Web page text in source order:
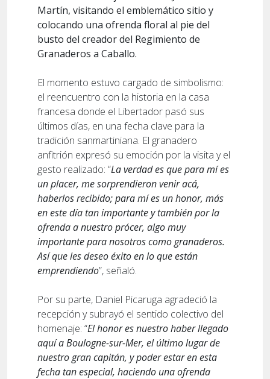
Martín, visitando el emblemático sitio y
colocando una ofrenda floral al pie del
busto del creador del Regimiento de
Granaderos a Caballo.
El momento estuvo cargado de simbolismo:
el reencuentro con la historia en la casa
francesa donde el Libertador pasó sus
últimos días, en una fecha clave para la
tradición sanmartiniana. El granadero
anfitrión expresó su emoción por la visita y el
gesto realizado: “La verdad es que para mí es
un placer, me sorprendieron venir acá,
haberlos recibido; para mí es un honor, más
en este día tan importante y también por la
ofrenda a nuestro prócer, algo muy
importante para nosotros como granaderos.
Así que les deseo éxito en lo que están
emprendiendo”, señaló.
Por su parte, Daniel Picaruga agradeció la
recepción y subrayó el sentido colectivo del
homenaje: “El honor es nuestro haber llegado
aquí a Boulogne-sur-Mer, el último lugar de
nuestro gran capitán, y poder estar en esta
fecha tan especial, haciendo una ofrenda